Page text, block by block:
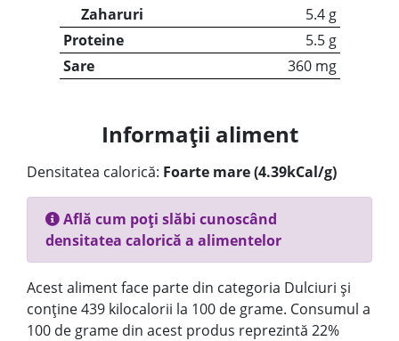
Zaharuri
5.4 g
Proteine
5.5 g
Sare
360 mg
Informații aliment
Densitatea calorică: Foarte mare (4.39kCal/g)
Află cum poți slăbi cunoscând
densitatea calorică a alimentelor
Acest aliment face parte din categoria Dulciuri și
conține 439 kilocalorii la 100 de grame. Consumul a
100 de grame din acest produs reprezintă 22%